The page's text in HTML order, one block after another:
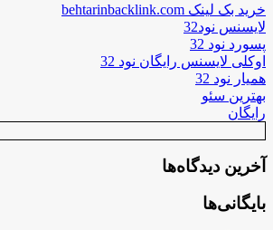
خرید بک لینک behtarinbacklink.com
لایسنس نود32
پسورد نود 32
اوکلی لایسنس رایگان نود 32
همیار نود 32
بهترین سئو
رایگان
آخرین دیدگاه‌ها
بایگانی‌ها